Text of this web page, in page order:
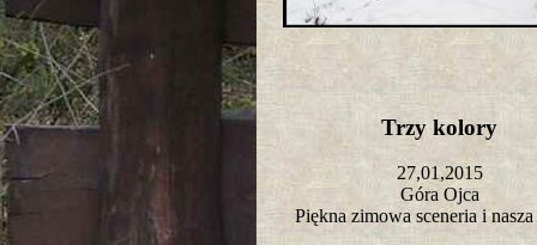
Trzy kolory
27,01,2015
Góra Ojca
Piękna zimowa sceneria i